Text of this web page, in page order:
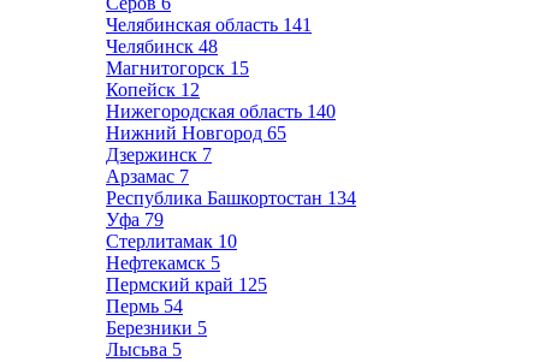
Челябинская область 141
Челябинск 48
Магнитогорск 15
Копейск 12
Нижегородская область 140
Нижний Новгород 65
Дзержинск 7
Арзамас 7
Республика Башкортостан 134
Уфа 79
Стерлитамак 10
Нефтекамск 5
Пермский край 125
Пермь 54
Березники 5
Лысьва 5